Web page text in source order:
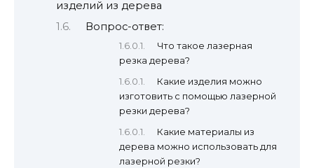
изделий из дерева
Вопрос-ответ:
Что такое лазерная
резка дерева?
Какие изделия можно
изготовить с помощью лазерной
резки дерева?
Какие материалы из
дерева можно использовать для
лазерной резки?